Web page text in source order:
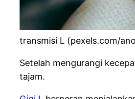
transmisi L (pexels.com/
Setelah mengurangi
tajam.